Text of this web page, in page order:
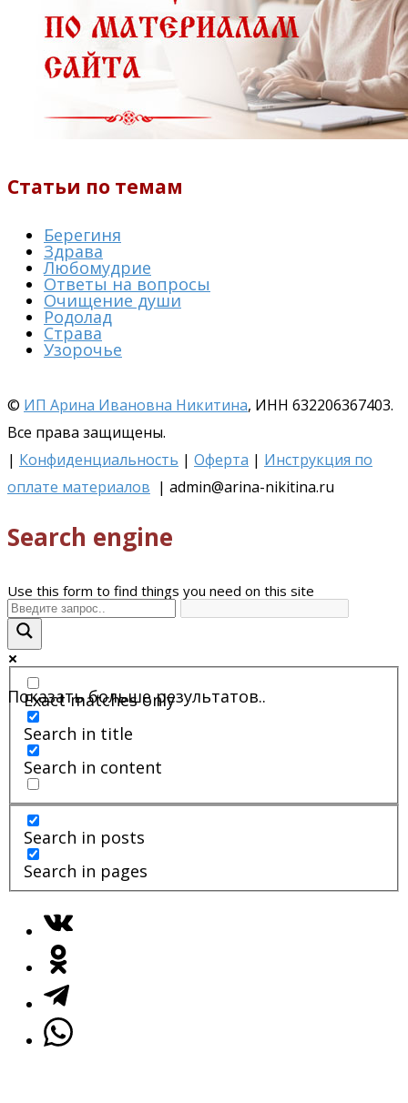
Статьи по темам
Берегиня
Здрава
Любомудрие
Ответы на вопросы
Очищение души
Родолад
Страва
Узорочье
© ИП Арина Ивановна Никитина, ИНН 632206367403.
Все права защищены.
| Конфиденциальность | Оферта | Инструкция по
оплате материалов | admin@arina-nikitina.ru
Search engine
Use this form to find things you need on this site
Показать больше результатов..
Exact matches only
Search in title
Search in content
Search in posts
Search in pages